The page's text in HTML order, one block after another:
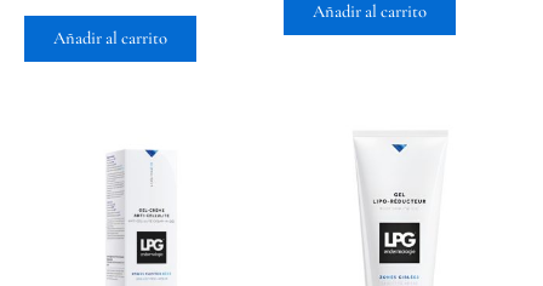
Añadir al carrito
Añadir al carrito